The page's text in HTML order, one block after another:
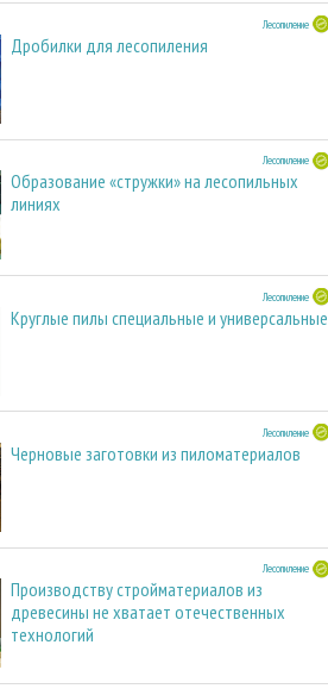
Лесопиление
Дробилки для лесопиления
Лесопиление
Образование «стружки» на лесопильных
линиях
Лесопиление
Круглые пилы специальные и универсальные
Лесопиление
Черновые заготовки из пиломатериалов
Лесопиление
Производству стройматериалов из
древесины не хватает отечественных
технологий